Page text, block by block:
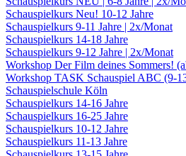
Schauspielkurs Neu! 10-12 Jahre
Schauspielkurs 9-11 Jahre | 2x/Monat
Schauspielkurs 14-18 Jahre
Schauspielkurs 9-12 Jahre | 2x/Monat
Workshop Der Film deines Sommers!
Workshop TASK Schauspiel ABC (9-
Schauspielschule Köln
Schauspielkurs 14-16 Jahre
Schauspielkurs 16-25 Jahre
Schauspielkurs 10-12 Jahre
Schauspielkurs 11-13 Jahre